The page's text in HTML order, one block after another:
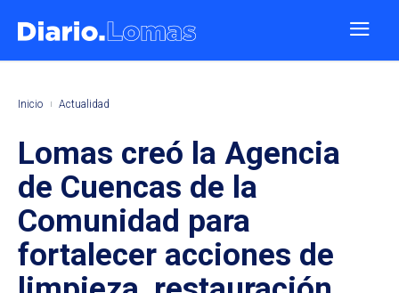
Inicio Actualidad
Lomas creó la Agencia
de Cuencas de la
Comunidad para
fortalecer acciones de